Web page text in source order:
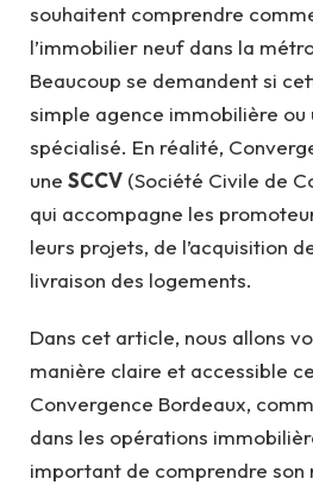
souhaitent comprendre
l’immobilier neuf dans la
Beaucoup se demandent si
simple agence immobilière ou
spécialisé. En réalité,
une SCCV (Société Civile de
qui accompagne les
leurs projets, de l’acquisition
livraison des logements.
Dans cet article, nous allons
manière claire et accessible
Convergence Bordeaux,
dans les opérations
important de comprendre son